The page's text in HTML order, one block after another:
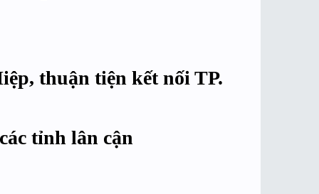
thuận tiện kết nối TP.
tỉnh lân cận